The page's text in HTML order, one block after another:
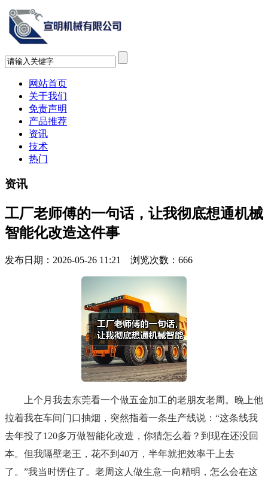
网站首页
关于我们
免责声明
产品推荐
资讯
技术
热门
资讯
工厂老师傅的一句话，让我彻底想通机械
智能化改造这件事
发布日期：2026-05-26 11:21 浏览次数： 666
上个月我去东莞看一个做五金加工的老朋友老周。晚上他
拉着我在车间门口抽烟，突然指着一条生产线说：“这条线我
去年投了120多万做智能化改造，你猜怎么着？到现在还没回
本。但我隔壁老王，花不到40万，半年就把效率干上去
了。”我当时愣住了。老周这人做生意一向精明，怎么会在这